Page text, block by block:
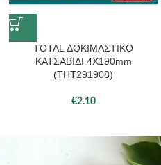
TOTAL ΔΟΚΙΜΑΣΤΙΚΟ
ΚΑΤΣΑΒΙΔΙ 4X190mm
(THT291908)
€2.10